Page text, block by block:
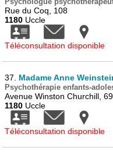
Rue du Coq, 108
1180 Uccle
Téléconsultation disponible
37. Madame Anne
Psychothérapie enfants-
Avenue Winston Churchill, 69
1180 Uccle
Téléconsultation disponible